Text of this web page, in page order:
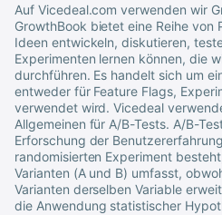
Auf Vicedeal.com verwenden wir
GrowthBook bietet eine Reihe von
Ideen entwickeln, diskutieren,
Experimenten lernen können, die
durchführen. Es handelt sich um
entweder für Feature Flags,
verwendet wird.Vicedeal
Allgemeinen für A/B-Tests. A/B-
Erforschung der
randomisierten Experiment
Varianten (A und B) umfasst,
Varianten derselben Variable
die Anwendung statistischer